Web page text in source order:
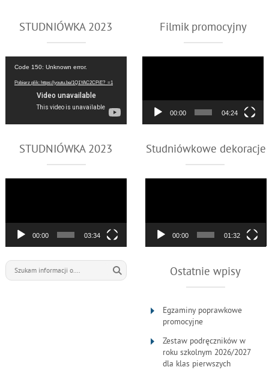
STUDNIÓWKA 2023
Code 150: Unknown error.
Pobierz plik: https://youtu.be/1Q1YAC2CPiE?_=1
Filmik promocyjny
00:00 04:24
STUDNIÓWKA 2023
00:00 03:34
Studniówkowe dekoracje
00:00 01:32
Ostatnie wpisy
Egzaminy poprawkowe
promocyjne
Zestaw podręczników w
roku szkolnym 2026/2027
dla klas pierwszych